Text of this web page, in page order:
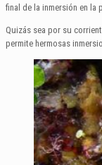
final de la inmersión en la
Quizás sea por su
permite hermosas